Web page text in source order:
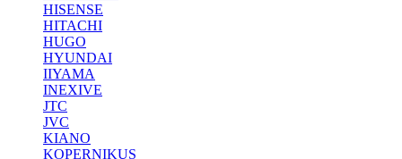
HISENSE
HITACHI
HUGO
HYUNDAI
IIYAMA
INEXIVE
JTC
JVC
KIANO
KOPERNIKUS